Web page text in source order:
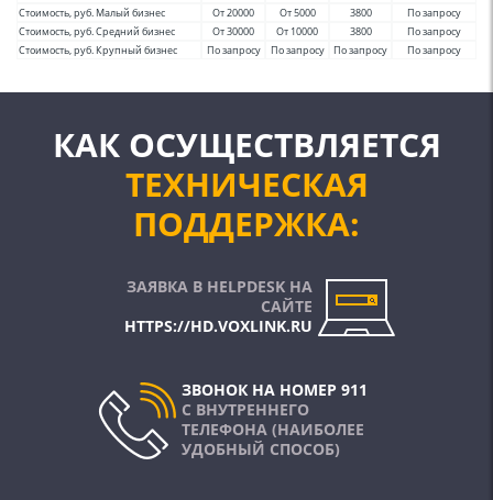
Стоимость, руб. Малый бизнес
От 20000 От 5000 3800
По запросу
Стоимость, руб. Средний бизнес
От 30000 От 10000 3800
По запросу
Стоимость, руб. Крупный бизнес
По запросу По запросу По запросу По запросу
КАК ОСУЩЕСТВЛЯЕТСЯ
ТЕХНИЧЕСКАЯ
ПОДДЕРЖКА:
ЗАЯВКА В HELPDESK НА
САЙТЕ
HTTPS://HD.VOXLINK.RU
ЗВОНОК НА НОМЕР 911
С ВНУТРЕННЕГО
ТЕЛЕФОНА (НАИБОЛЕЕ
УДОБНЫЙ СПОСОБ)